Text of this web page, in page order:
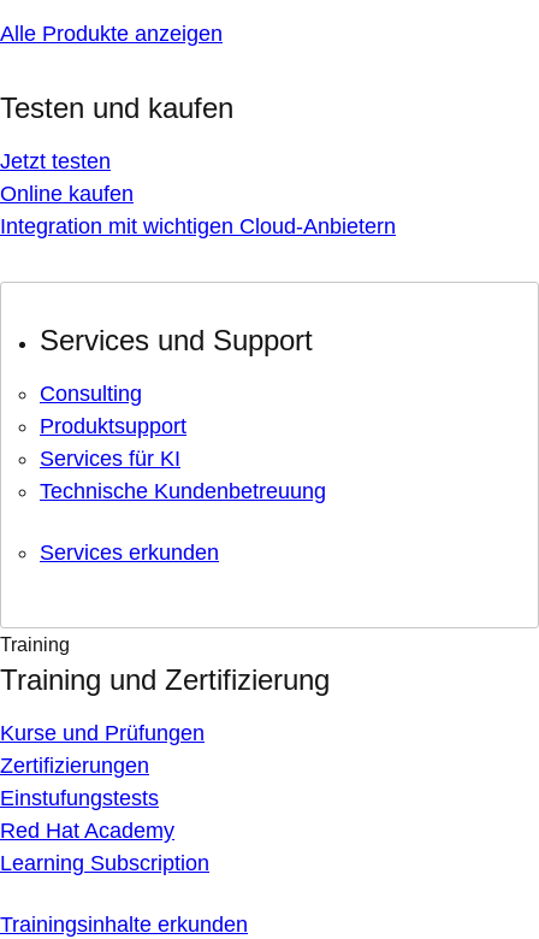
Alle Produkte anzeigen
Testen und kaufen
Jetzt testen
Online kaufen
Integration mit wichtigen Cloud-Anbietern
Services und Support
Consulting
Produktsupport
Services für KI
Technische Kundenbetreuung
Services erkunden
Training
Training und Zertifizierung
Kurse und Prüfungen
Zertifizierungen
Einstufungstests
Red Hat Academy
Learning Subscription
Trainingsinhalte erkunden